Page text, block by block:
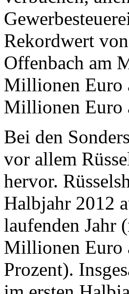
Rekordwert
Offenbach am
Millionen Euro
Millionen Euro
Bei den
vor allem
hervor.
Halbjahr 2012
laufenden Jahr
Millionen Euro
Prozent).